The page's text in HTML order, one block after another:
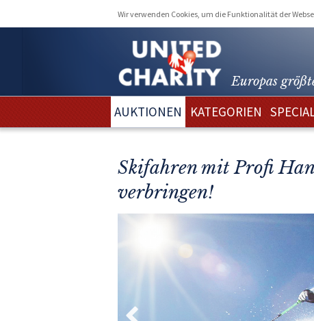
Wir verwenden Cookies, um die Funktionalität der
Europas
AUKTIONEN KATEGORIEN
Skifahren mit Profi
verbringen!